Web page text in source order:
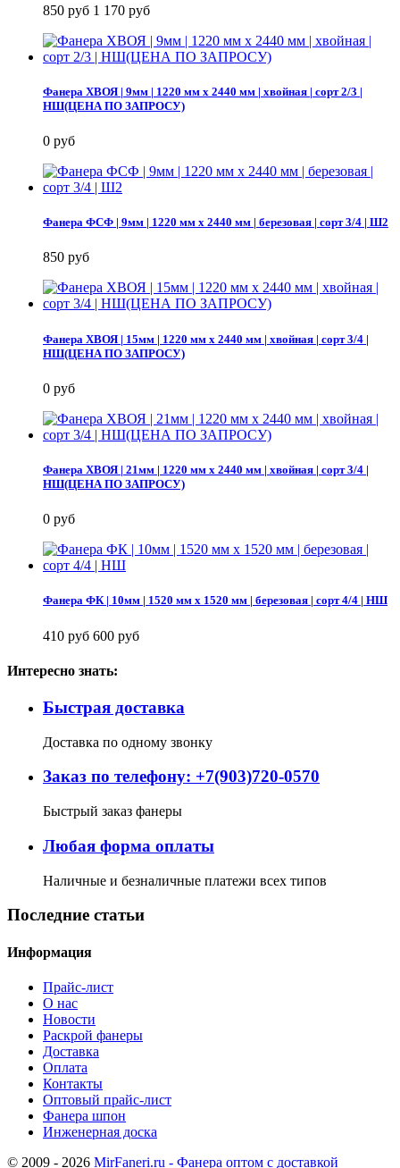
850 руб 1 170 руб
Фанера ХВОЯ | 9мм | 1220 мм х 2440 мм | хвойная | сорт 2/3 |
НШ(ЦЕНА ПО ЗАПРОСУ)
0 руб
Фанера ФСФ | 9мм | 1220 мм х 2440 мм | березовая | сорт 3/4 | Ш2
850 руб
Фанера ХВОЯ | 15мм | 1220 мм х 2440 мм | хвойная | сорт 3/4 |
НШ(ЦЕНА ПО ЗАПРОСУ)
0 руб
Фанера ХВОЯ | 21мм | 1220 мм х 2440 мм | хвойная | сорт 3/4 |
НШ(ЦЕНА ПО ЗАПРОСУ)
0 руб
Фанера ФК | 10мм | 1520 мм х 1520 мм | березовая | сорт 4/4 | НШ
410 руб 600 руб
Интересно знать:
Быстрая доставка
Доставка по одному звонку
Заказ по телефону: +7(903)720-0570
Быстрый заказ фанеры
Любая форма оплаты
Наличные и безналичные платежи всех типов
Последние статьи
Информация
Прайс-лист
О нас
Новости
Раскрой фанеры
Доставка
Оплата
Контакты
Оптовый прайс-лист
Фанера шпон
Инженерная доска
© 2009 - 2026 MirFaneri.ru - Фанера оптом с доставкой